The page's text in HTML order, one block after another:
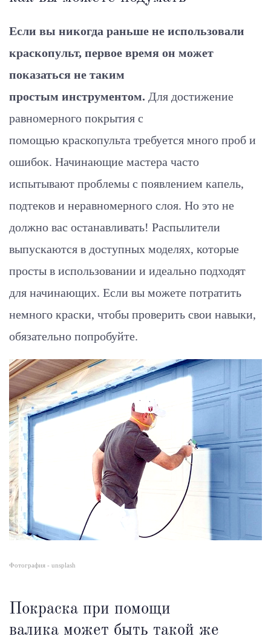
Если вы никогда раньше не использовали
краскопульт, первое время он может
показаться не таким
простым инструментом. Для достижение
равномерного покрытия с
помощью краскопульта требуется много проб и
ошибок. Начинающие мастера часто
испытывают проблемы с появлением капель,
подтеков и неравномерного слоя. Но это не
должно вас останавливать! Распылители
выпускаются в доступных моделях, которые
просты в использовании и идеально подходят
для начинающих. Если вы можете потратить
немного краски, чтобы проверить свои навыки,
обязательно попробуйте.
Фотография - unsplash
Покраска при помощи
валика может быть такой же